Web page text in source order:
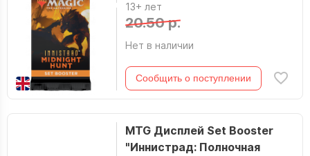
13+ лет
20.50 р.
Нет в наличии
Сообщить о поступлении
MTG Дисплей Set Booster
"Иннистрад: Полночная